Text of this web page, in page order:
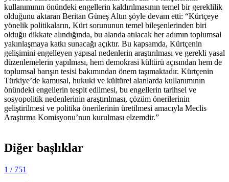
kullanımının önündeki engellerin kaldırılmasının temel bir gereklilik
olduğunu aktaran Beritan Güneş Altın şöyle devam etti: “Kürtçeye
yönelik politikaların, Kürt sorununun temel bileşenlerinden biri
olduğu dikkate alındığında, bu alanda atılacak her adımın toplumsal
yakınlaşmaya katkı sunacağı açıktır. Bu kapsamda, Kürtçenin
gelişimini engelleyen yapısal nedenlerin araştırılması ve gerekli yasal
düzenlemelerin yapılması, hem demokrasi kültürü açısından hem de
toplumsal barışın tesisi bakımından önem taşımaktadır. Kürtçenin
Türkiye’de kamusal, hukuki ve kültürel alanlarda kullanımının
önündeki engellerin tespit edilmesi, bu engellerin tarihsel ve
sosyopolitik nedenlerinin araştırılması, çözüm önerilerinin
geliştirilmesi ve politika önerilerinin üretilmesi amacıyla Meclis
Araştırma Komisyonu’nun kurulması elzemdir.”
Diğer başlıklar
1 / 751